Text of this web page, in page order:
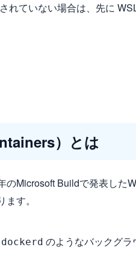
れていない場合は、先に
）とは
のMicrosoft Buildで発表し
す。
dockerd のようなバックグ